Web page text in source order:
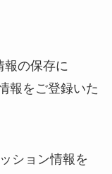
報の保存に
報をご登録いた
ション情報を